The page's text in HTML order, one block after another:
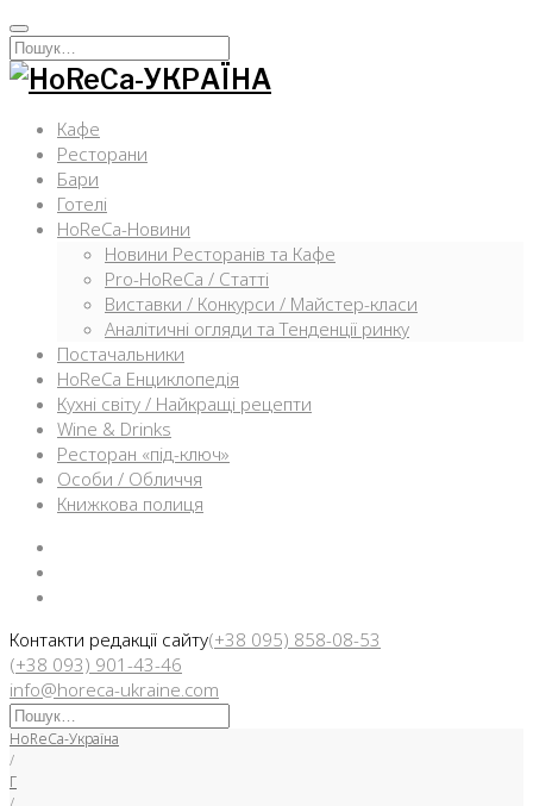
Перейти
к
содержимому
Искать:
Кафе
Ресторани
Бари
Готелі
HoReCa-Новини
Новини Ресторанів та Кафе
Pro-HoReCa / Статті
Виставки / Конкурси / Майстер-класи
Аналітичні огляди та Тенденції ринку
Постачальники
HoReCa Енциклопедія
Кухні світу / Найкращі рецепти
Wine & Drinks
Ресторан «під-ключ»
Особи / Обличчя
Книжкова полиця
Контакти редакції сайту(+38 095) 858-08-53
(+38 093) 901-43-46
info@horeca-ukraine.com
Искать:
HoReCa-Україна
/
Г